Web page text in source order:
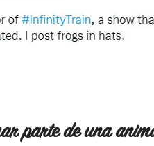
parte de una